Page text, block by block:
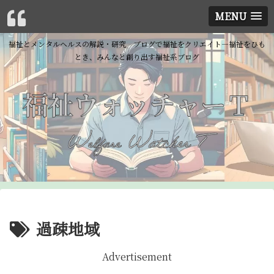
MENU
福祉とメンタルヘルスの解説・研究 ブログで福祉をクリエイト―福祉をひも
とき、みんなと創り出す福祉系ブログ
過疎地域
Advertisement